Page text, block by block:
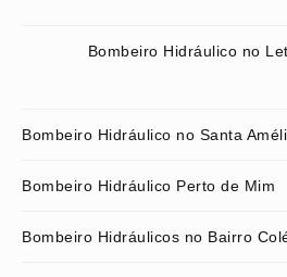
Bombeiro Hidráulico no
Bombeiro Hidráulico no Santa
Bombeiro Hidráulico Perto de Mim
Bombeiro Hidráulicos no Bairro